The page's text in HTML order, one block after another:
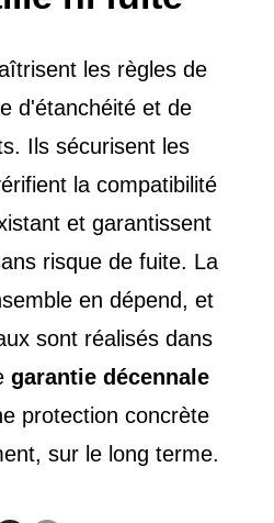
les règles de
d'étanchéité et de
Ils sécurisent les
la compatibilité
et garantissent
risque de fuite. La
en dépend, et
sont réalisés dans
garantie décennale
protection concrète
sur le long terme.